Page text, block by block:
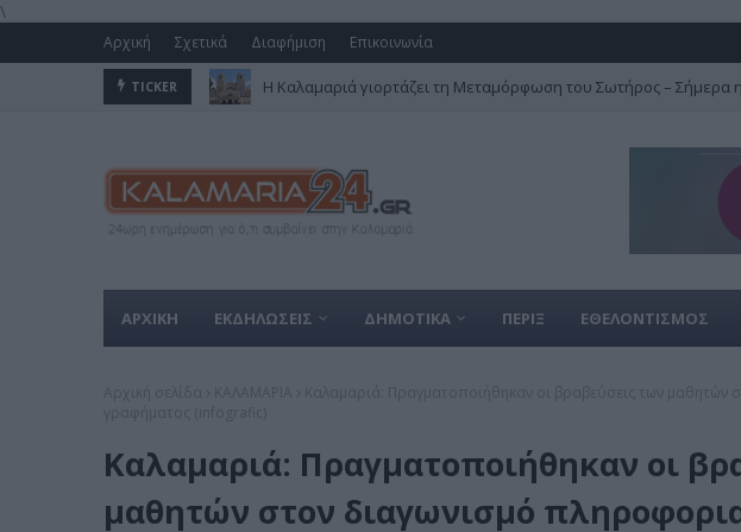
\
Αρχική Σχετικά Διαφήμιση Επικοινωνία
TICKER Η Καλαμαριά γιορτάζει τη Μεταμόρφωση του Σωτήρος – Σήμερα η
ΑΡΧΙΚΗ ΕΚΔΗΛΩΣΕΙΣ ΔΗΜΟΤΙΚΑ ΠΕΡΙΞ ΕΘΕΛΟΝΤΙΣΜΟΣ
Καλαμαριά: Πραγματοποιήθηκαν οι
μαθητών στον διαγωνισμό